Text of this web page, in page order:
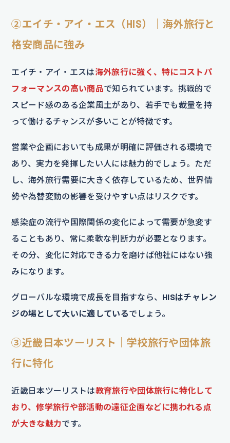
②エイチ・アイ・エス（HIS）｜海外旅行と
格安商品に強み
エイチ・アイ・エスは海外旅行に強く、特にコストパ
フォーマンスの高い商品で知られています。挑戦的で
スピード感のある企業風土があり、若手でも裁量を持
って働けるチャンスが多いことが特徴です。
営業や企画においても成果が明確に評価される環境で
あり、実力を発揮したい人には魅力的でしょう。ただ
し、海外旅行需要に大きく依存しているため、世界情
勢や為替変動の影響を受けやすい点はリスクです。
感染症の流行や国際関係の変化によって需要が急変す
ることもあり、常に柔軟な判断力が必要となります。
その分、変化に対応できる力を磨けば他社にはない強
みになります。
グローバルな環境で成長を目指すなら、 HISはチャレン
ジの場として大いに適しているでしょう。
③近畿日本ツーリスト｜学校旅行や団体旅
行に特化
近畿日本ツーリストは教育旅行や団体旅行に特化して
おり、修学旅行や部活動の遠征企画などに携われる点
が大きな魅力です。